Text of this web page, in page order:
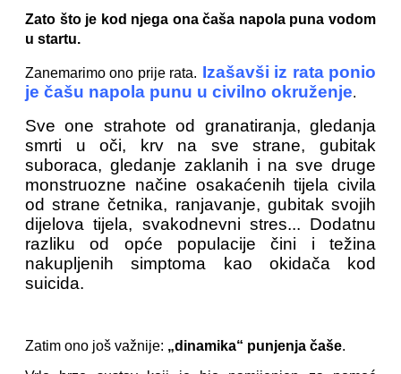
Zato što je kod njega ona čaša napola puna vodom
u startu.
Zanemarimo ono prije rata. Izašavši iz rata ponio
je čašu napola punu u civilno okruženje.
Sve one strahote od granatiranja, gledanja
smrti u oči, krv na sve strane, gubitak
suboraca, gledanje zaklanih i na sve druge
monstruozne načine osakaćenih tijela civila
od strane četnika, ranjavanje, gubitak svojih
dijelova tijela, svakodnevni stres... Dodatnu
razliku od opće populacije čini i težina
nakupljenih simptoma kao okidača kod
suicida.
Zatim ono još važnije: „dinamika“ punjenja čaše.